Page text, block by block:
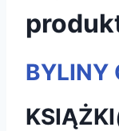
BYLINY
KSIĄŻKI